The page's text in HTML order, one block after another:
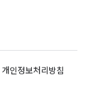
개인정보처리방침